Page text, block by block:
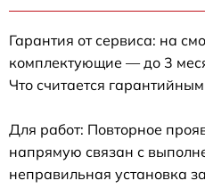
Гарантия от сервиса: на
комплектующие — до 3
Что считается
Для работ: Повторное
напрямую связан с
неправильная установка